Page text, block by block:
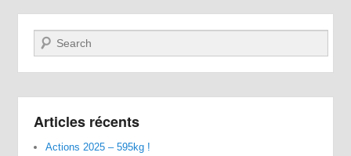
Recherche
Articles récents
Actions 2025 – 595kg !